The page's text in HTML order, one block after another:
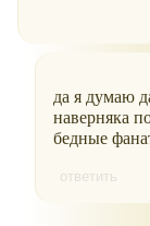
да я думаю
наверняка
бедные
ответить